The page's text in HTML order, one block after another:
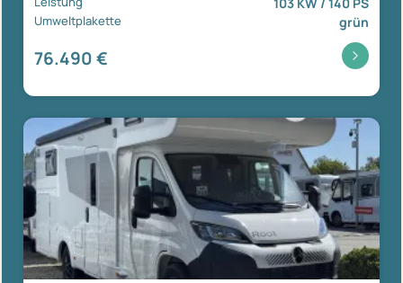
Umweltplakette grün
76.490 €